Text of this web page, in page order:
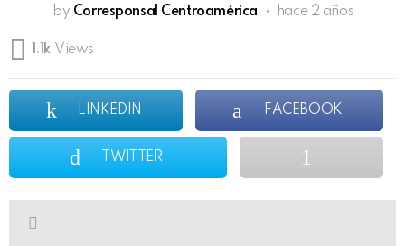
by Corresponsal Centroamérica hace 2 años
1.1k Views
LINKEDIN FACEBOOK
TWITTER